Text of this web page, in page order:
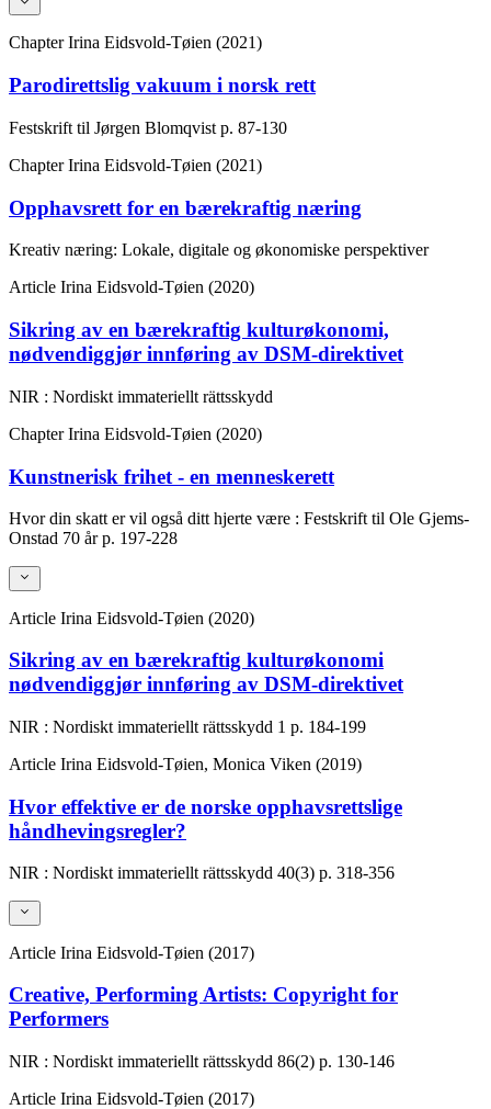
ChapterIrina Eidsvold-Tøien (2021)
Parodirettslig vakuum i norsk rett
Festskrift til Jørgen Blomqvist p. 87-130
ChapterIrina Eidsvold-Tøien (2021)
Opphavsrett for en bærekraftig næring
Kreativ næring: Lokale, digitale og økonomiske perspektiver
Article Irina Eidsvold-Tøien (2020)
Sikring av en bærekraftig kulturøkonomi,
nødvendiggjør innføring av DSM-direktivet
NIR : Nordiskt immateriellt rättsskydd
ChapterIrina Eidsvold-Tøien (2020)
Kunstnerisk frihet - en menneskerett
Hvor din skatt er vil også ditt hjerte være : Festskrift til Ole Gjems-
Onstad 70 år p. 197-228
Article Irina Eidsvold-Tøien (2020)
Sikring av en bærekraftig kulturøkonomi
nødvendiggjør innføring av DSM-direktivet
NIR : Nordiskt immateriellt rättsskydd 1 p. 184-199
Article Irina Eidsvold-Tøien, Monica Viken (2019)
Hvor effektive er de norske opphavsrettslige
håndhevingsregler?
NIR : Nordiskt immateriellt rättsskydd 40(3) p. 318-356
Article Irina Eidsvold-Tøien (2017)
Creative, Performing Artists: Copyright for
Performers
NIR : Nordiskt immateriellt rättsskydd 86(2) p. 130-146
Article Irina Eidsvold-Tøien (2017)